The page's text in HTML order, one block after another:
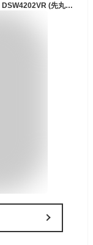
【4/24-27エントリーで全品5倍】 ダイワ(Daiwa) DSW4202VR (先丸中割) ダイワスリムウェーダー 全15サイズ